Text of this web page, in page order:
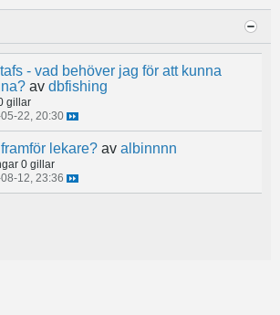
- vad behöver jag för att kunna
av dbfishing
gillar
22, 20:30
lekare? av albinnnn
0 gillar
12, 23:36